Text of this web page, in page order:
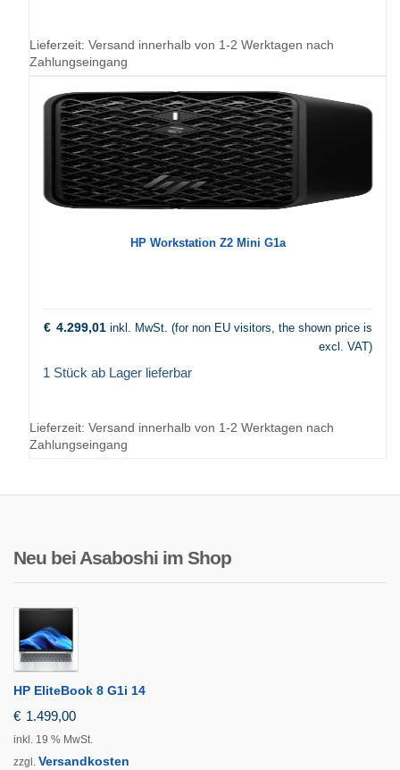
Lieferzeit: Versand innerhalb von 1-2 Werktagen nach
Zahlungseingang
HP Workstation Z2 Mini G1a
€ 4.299,01 inkl. MwSt. (for non EU visitors, the shown price is
excl. VAT)
1 Stück ab Lager lieferbar
Lieferzeit: Versand innerhalb von 1-2 Werktagen nach
Zahlungseingang
Neu bei Asaboshi im Shop
HP EliteBook 8 G1i 14
€ 1.499,00
inkl. 19 % MwSt.
zzgl. Versandkosten